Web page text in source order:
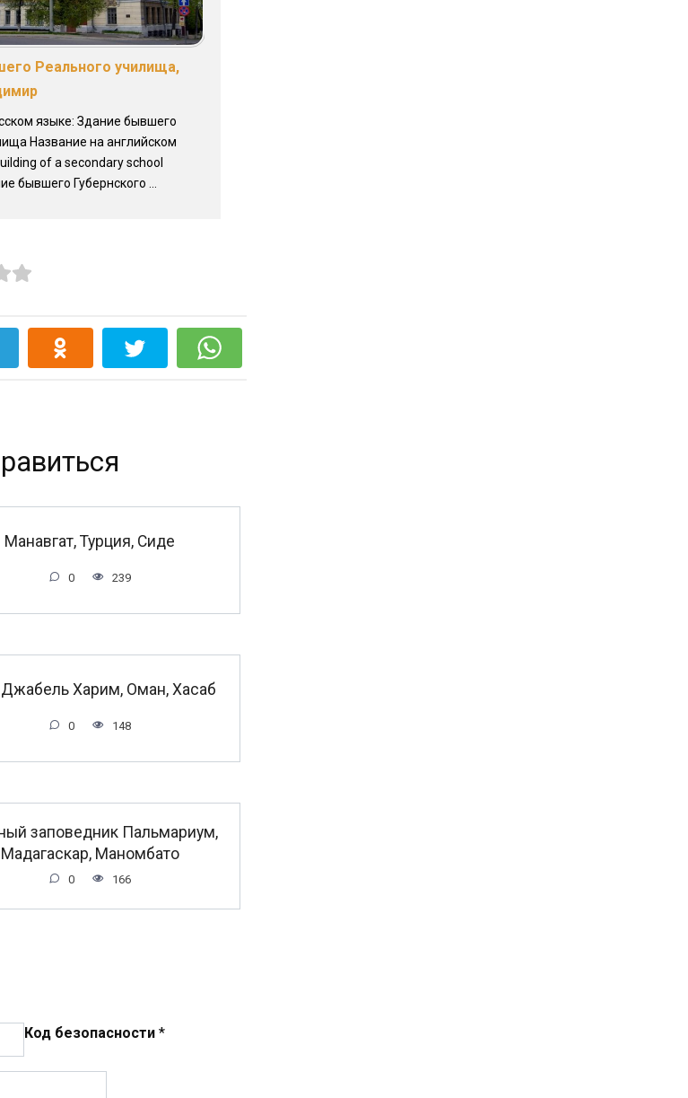
Реального училища,
языке: Здание бывшего
Название на английском
of a secondary school
бывшего Губернского ...
Манавгат, Турция, Сиде
0 239
Джабель Харим, Оман, Хасаб
0 148
заповедник Пальмариум,
Мадагаскар, Маномбато
0 166
Код безопасности *